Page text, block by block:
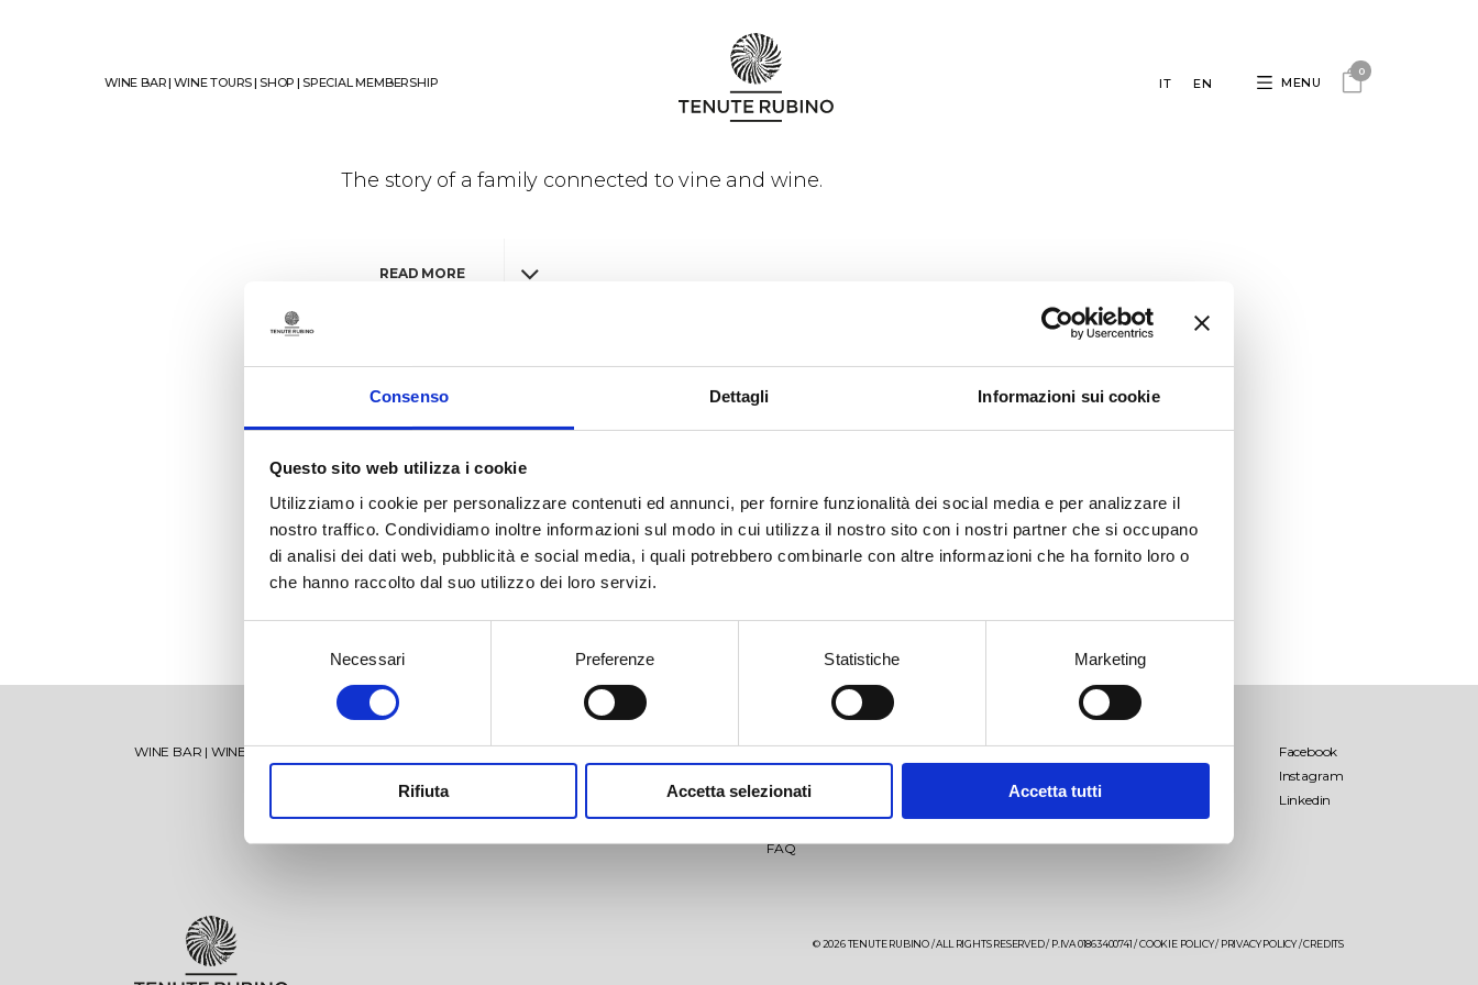
Consenso Dettagli Informazioni sui cookie
Questo sito web utilizza i cookie
Utilizziamo i cookie per personalizzare contenuti ed annunci, per fornire funzionalità dei social media e per analizzare il
nostro traffico. Condividiamo inoltre informazioni sul modo in cui utilizza il nostro sito con i nostri partner che si occupano
di analisi dei dati web, pubblicità e social media, i quali potrebbero combinarle con altre informazioni che ha fornito loro o
che hanno raccolto dal suo utilizzo dei loro servizi.
consenso
Necessari Preferenze Statistiche Marketing
Rifiuta Accetta selezionati Accetta tutti
WINE BAR| WINE TOURS| SHOP | SPECIAL MEMBERSHIP IT EN MENU
0
The story of a family connected to vine and wine.
READ MORE
WINE BAR | WINE TOURS|SHOP|SPECIAL MEMBERSHIP
News
Events
Contacts
FAQ
Facebook
Instagram
Linkedin
© 2026 TENUTE RUBINO / ALL RIGHTS RESERVED / P.IVA 01863400741 /COOKIE POLICY/PRIVACY POLICY/CREDITS
Padula di Geremia Estate
Jaddico Palombara
Punta Aquila
Oltremé Rosato Aleatico